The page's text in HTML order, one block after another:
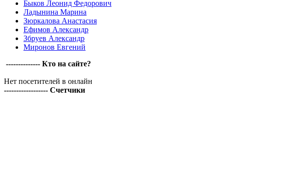
Быков Леонид Федорович
Ладынина Марина
Зюркалова Анастасия
Ефимов Александр
Збруев Александр
Миронов Евгений
-------------- Кто на сайте?
Нет посетителей в онлайн
------------------ Счетчики